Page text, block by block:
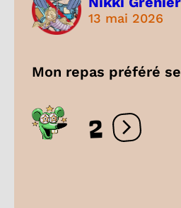
13 mai 2026
Mon repas préféré
2 Ouvrir les